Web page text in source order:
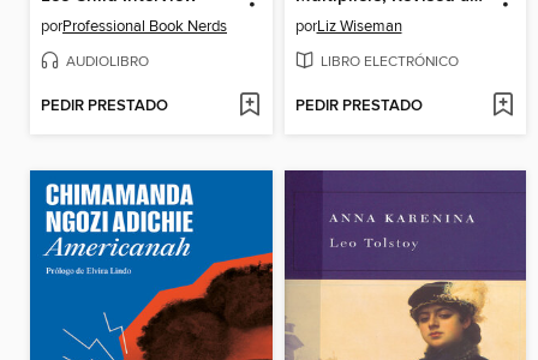
porProfessional Book Nerds
AUDIOLIBRO
PEDIR PRESTADO
porLiz Wiseman
LIBRO ELECTRÓNICO
PEDIR PRESTADO